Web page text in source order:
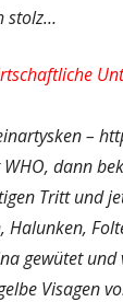
stolz…
–
dann
Tritt und
Halunken,
gewütet und
Visagen